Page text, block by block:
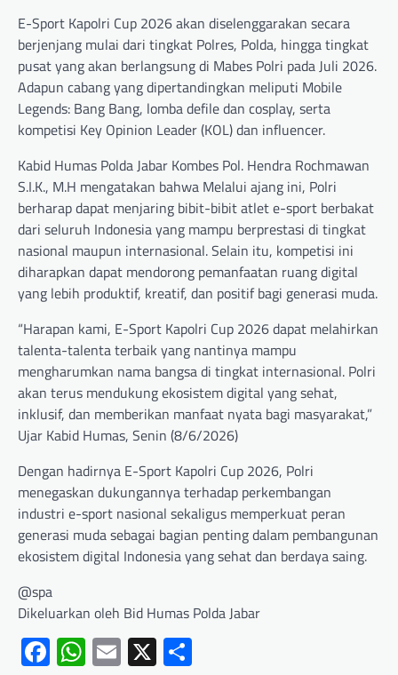
E-Sport Kapolri Cup 2026 akan diselenggarakan secara
berjenjang mulai dari tingkat Polres, Polda, hingga tingkat
pusat yang akan berlangsung di Mabes Polri pada Juli 2026.
Adapun cabang yang dipertandingkan meliputi Mobile
Legends: Bang Bang, lomba defile dan cosplay, serta
kompetisi Key Opinion Leader (KOL) dan influencer.
Kabid Humas Polda Jabar Kombes Pol. Hendra Rochmawan
S.I.K., M.H mengatakan bahwa Melalui ajang ini, Polri
berharap dapat menjaring bibit-bibit atlet e-sport berbakat
dari seluruh Indonesia yang mampu berprestasi di tingkat
nasional maupun internasional. Selain itu, kompetisi ini
diharapkan dapat mendorong pemanfaatan ruang digital
yang lebih produktif, kreatif, dan positif bagi generasi muda.
“Harapan kami, E-Sport Kapolri Cup 2026 dapat melahirkan
talenta-talenta terbaik yang nantinya mampu
mengharumkan nama bangsa di tingkat internasional. Polri
akan terus mendukung ekosistem digital yang sehat,
inklusif, dan memberikan manfaat nyata bagi masyarakat,”
Ujar Kabid Humas, Senin (8/6/2026)
Dengan hadirnya E-Sport Kapolri Cup 2026, Polri
menegaskan dukungannya terhadap perkembangan
industri e-sport nasional sekaligus memperkuat peran
generasi muda sebagai bagian penting dalam pembangunan
ekosistem digital Indonesia yang sehat dan berdaya saing.
@spa
Dikeluarkan oleh Bid Humas Polda Jabar
Facebook
WhatsApp
Email
X